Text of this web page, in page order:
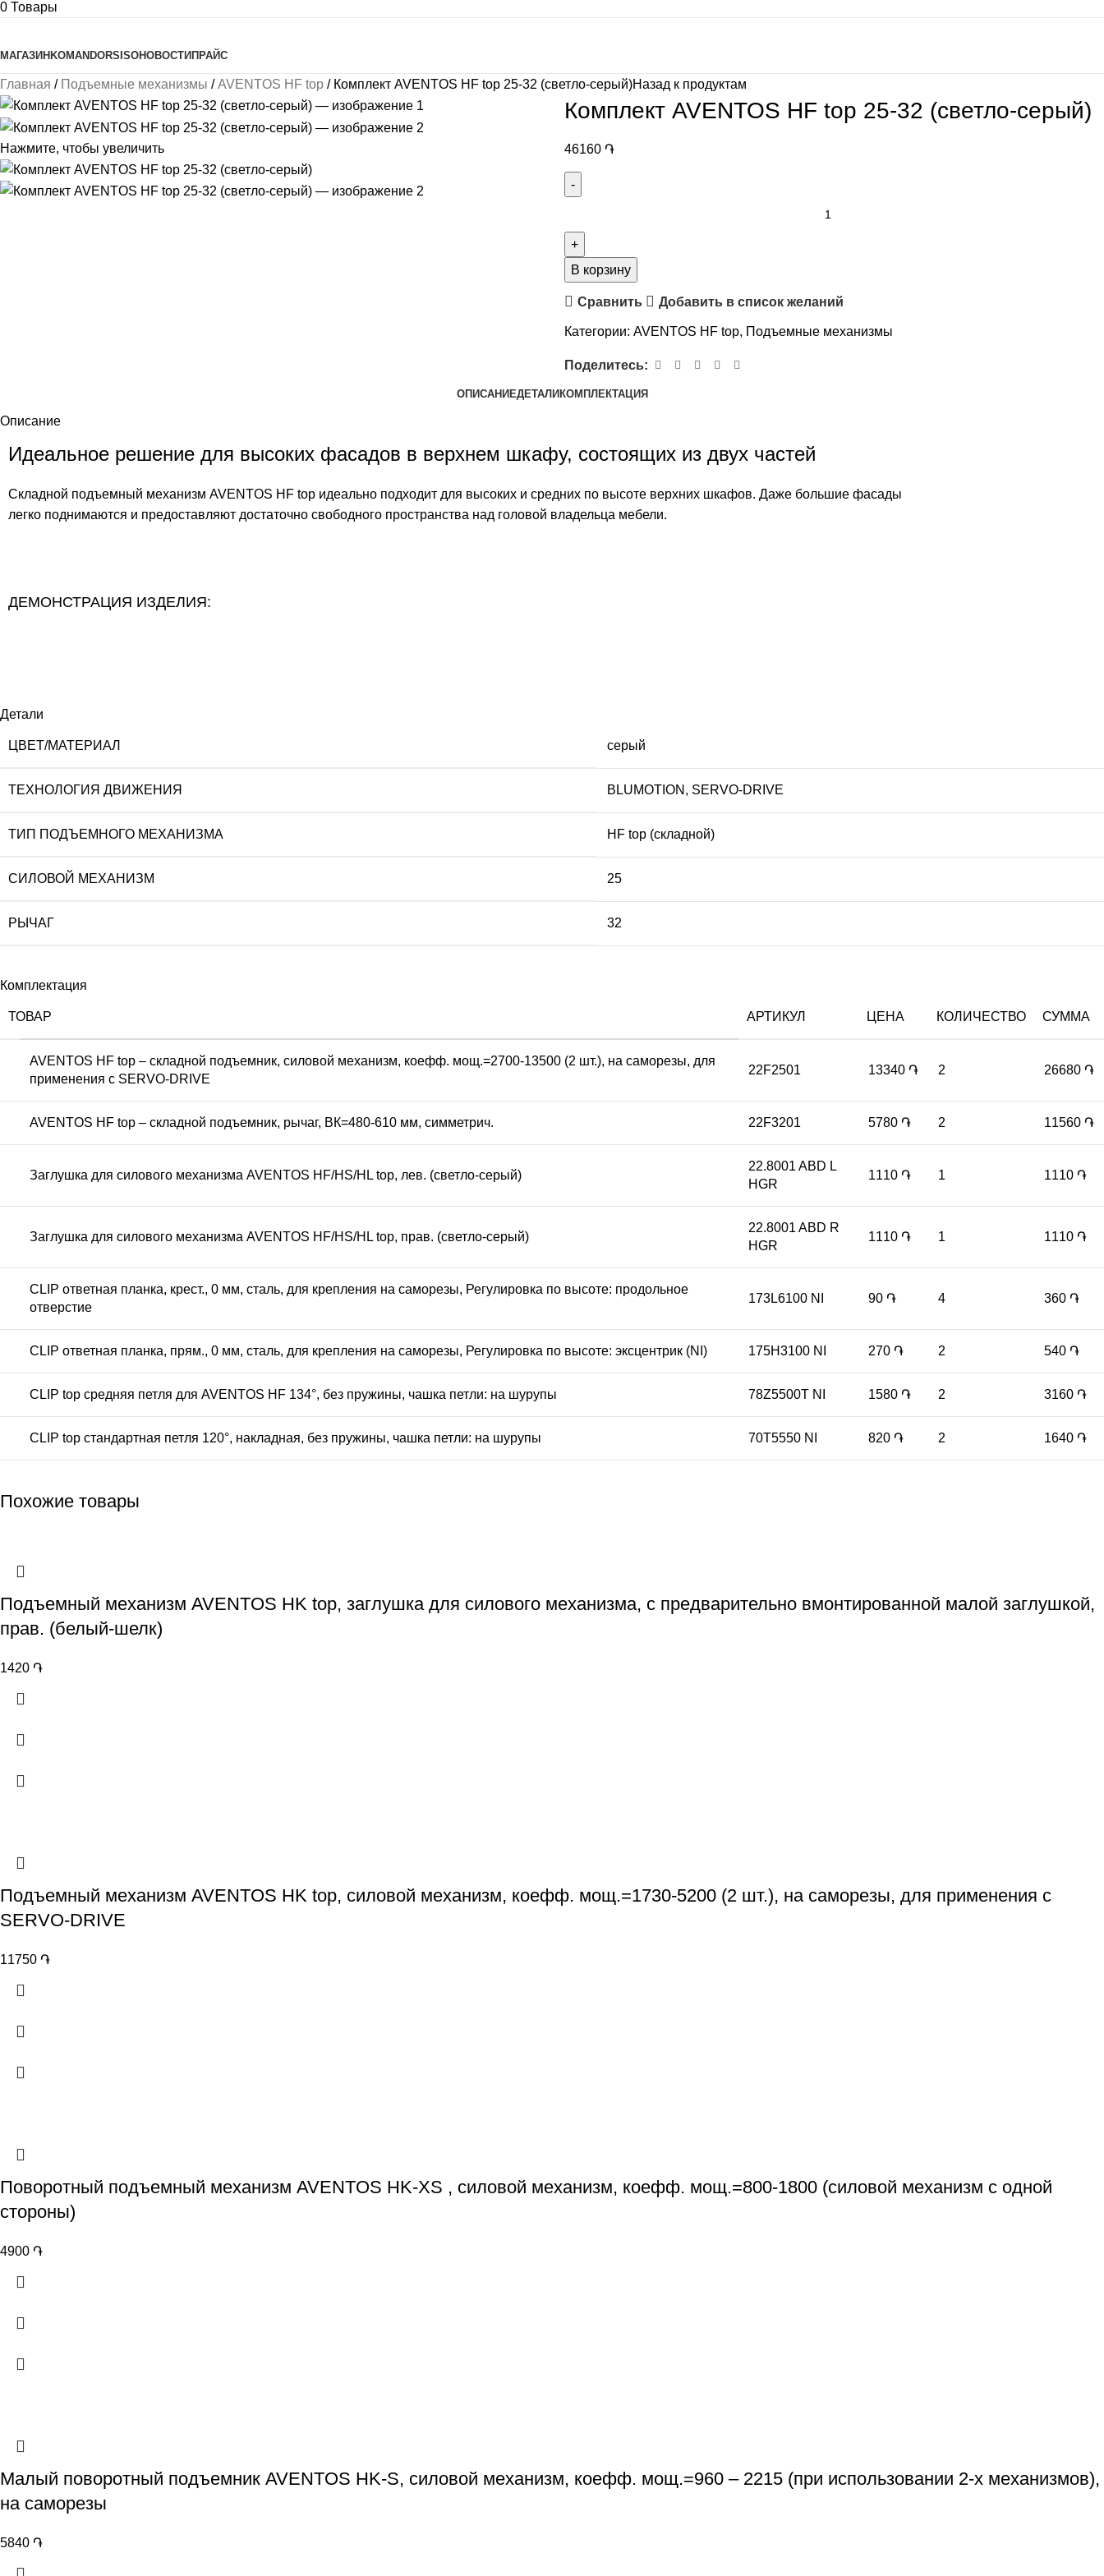
0 Товары
МАГАЗИН KOMANDORSISOНОВОСТИ ПРАЙС
Главная Подъемные механизмы AVENTOS HF top Комплект AVENTOS HF top 25-32 (светло-серый)Назад к продуктам
Нажмите, чтобы увеличить
Комплект AVENTOS HF top 25-32 (светло-серый)
46160 ֏
В корзину
Сравнить Добавить в список желаний
Категории: AVENTOS HF top, Подъемные механизмы
Поделитесь:
ОПИСАНИЕДЕТАЛИКОМПЛЕКТАЦИЯ
Описание
Идеальное решение для высоких фасадов в верхнем шкафу, состоящих из двух частей
Складной подъемный механизм AVENTOS HF top идеально подходит для высоких и средних по высоте верхних шкафов. Даже большие фасады
легко поднимаются и предоставляют достаточно свободного пространства над головой владельца мебели.
ДЕМОНСТРАЦИЯ ИЗДЕЛИЯ:
Детали
ЦВЕТ/МАТЕРИАЛ серый
ТЕХНОЛОГИЯ ДВИЖЕНИЯ BLUMOTION , SERVO-DRIVE
ТИП ПОДЪЕМНОГО МЕХАНИЗМА HF top (складной)
СИЛОВОЙ МЕХАНИЗМ 25
РЫЧАГ 32
Комплектация
ТОВАР АРТИКУЛ ЦЕНА КОЛИЧЕСТВО СУММА
AVENTOS HF top – складной подъемник, силовой механизм, коефф. мощ.=2700-13500 (2 шт.), на саморезы, для
применения с SERVO-DRIVE
22F2501 13340 ֏ 2 26680 ֏
AVENTOS HF top – складной подъемник, рычаг, ВК=480-610 мм, симметрич. 22F3201 5780 ֏ 2 11560 ֏
Заглушка для силового механизма AVENTOS HF/HS/HL top, лев. (светло-серый)
22.8001 ABD L
HGR
1110 ֏ 1 1110 ֏
Заглушка для силового механизма AVENTOS HF/HS/HL top, прав. (светло-серый)
22.8001 ABD R
HGR
1110 ֏ 1 1110 ֏
CLIP ответная планка, крест., 0 мм, сталь, для крепления на саморезы, Регулировка по высоте: продольное
отверстие
173L6100 NI 90 ֏ 4 360 ֏
CLIP ответная планка, прям., 0 мм, сталь, для крепления на саморезы, Регулировка по высоте: эксцентрик (NI) 175H3100 NI 270 ֏ 2 540 ֏
CLIP top средняя петля для AVENTOS HF 134°, без пружины, чашка петли: на шурупы 78Z5500T NI 1580 ֏ 2 3160 ֏
CLIP top стандартная петля 120°, накладная, без пружины, чашка петли: на шурупы 70T5550 NI 820 ֏ 2 1640 ֏
Похожие товары
Подъемный механизм AVENTOS HK top, заглушка для силового механизма, с предварительно вмонтированной малой заглушкой,
прав. (белый-шелк)
1420 ֏
Подъемный механизм AVENTOS HK top, силовой механизм, коефф. мощ.=1730-5200 (2 шт.), на саморезы, для применения с
SERVO-DRIVE
11750 ֏
Поворотный подъемный механизм AVENTOS HK-XS , силовой механизм, коефф. мощ.=800-1800 (силовой механизм с одной
стороны)
4900 ֏
Малый поворотный подъемник AVENTOS HK-S, силовой механизм, коефф. мощ.=960 – 2215 (при использовании 2-х механизмов),
на саморезы
5840 ֏